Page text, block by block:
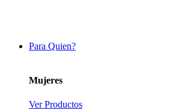
Para Quien?
Mujeres
Ver Productos